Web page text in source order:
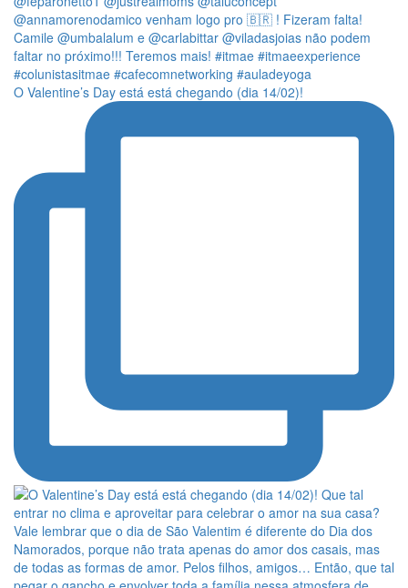
O Valentine’s Day está está chegando (dia 14/02)!